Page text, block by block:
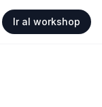
Ir al workshop